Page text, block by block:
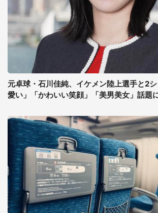
元卓球・石川佳純、イケメン陸上選手と2
愛い」「かわいい笑顔」「美男美女」話題